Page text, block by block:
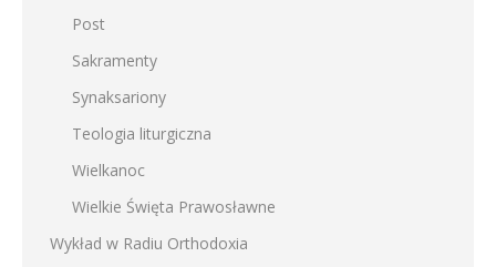
Post
Sakramenty
Synaksariony
Teologia liturgiczna
Wielkanoc
Wielkie Święta Prawosławne
Wykład w Radiu Orthodoxia